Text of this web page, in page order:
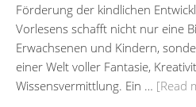
Förderung der kindlichen
Vorlesens schafft nicht nur eine
Erwachsenen und Kindern,
einer Welt voller Fantasie,
Wissensvermittlung. Ein … [Read